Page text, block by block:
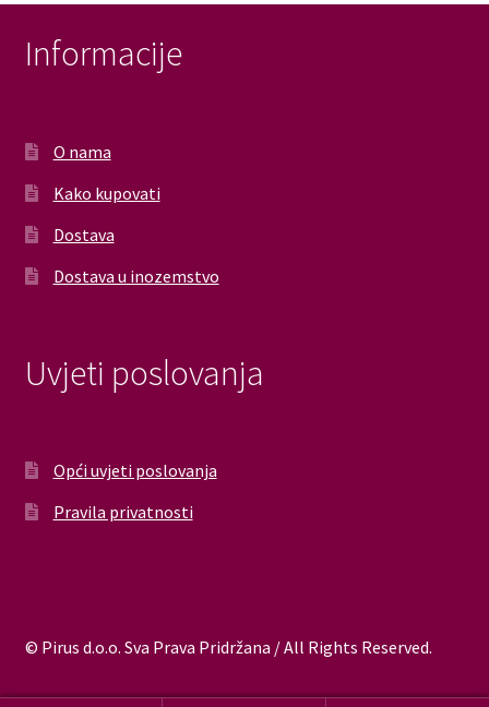
Informacije
O nama
Kako kupovati
Dostava
Dostava u inozemstvo
Uvjeti poslovanja
Opći uvjeti poslovanja
Pravila privatnosti
© Pirus d.o.o. Sva Prava Pridržana / All Rights Reserved.